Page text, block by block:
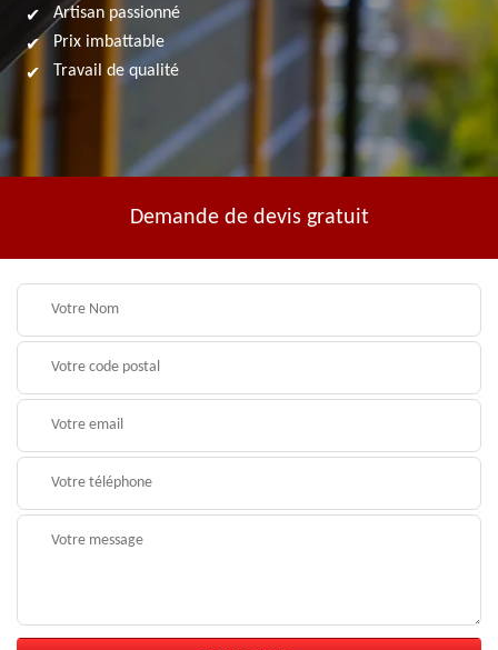
Artisan passionné
Prix imbattable
Travail de qualité
Demande de devis gratuit